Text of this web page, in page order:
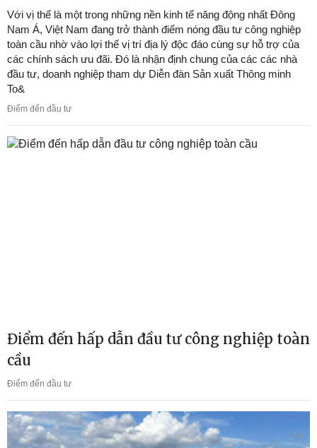
Với vị thế là một trong những nền kinh tế năng động nhất Đông
Nam Á, Việt Nam đang trở thành điểm nóng đầu tư công nghiệp
toàn cầu nhờ vào lợi thế vị trí địa lý độc đáo cùng sự hỗ trợ của
các chính sách ưu đãi. Đó là nhận định chung của các các nhà
đầu tư, doanh nghiệp tham dự Diễn đàn Sản xuất Thông minh
To&
Điểm đến đầu tư
Điểm đến hấp dẫn đầu tư công nghiệp toàn
cầu
Điểm đến đầu tư